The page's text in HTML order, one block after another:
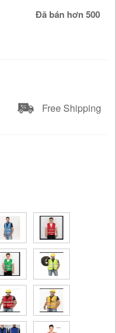
Đã bán hơn 500
Free Shipping